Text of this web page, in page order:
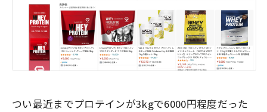
つい最近までプロテインが3kgで6000円程度だった